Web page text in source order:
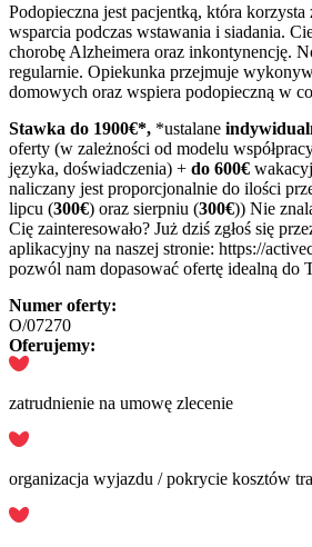
Podopieczna jest pacjentką, która
wsparcia podczas wstawania i siadania.
chorobę Alzheimera oraz inkontynencję.
regularnie. Opiekunka przejmuje
domowych oraz wspiera podopieczną w
Stawka do 1900€*, *ustalane
oferty (w zależności od modelu
języka, doświadczenia) + do 600€
naliczany jest proporcjonalnie do ilości
lipcu (300€) oraz sierpniu (300€)) Nie
Cię zainteresowało? Już dziś zgłoś się
aplikacyjny na naszej stronie: https://
pozwól nam dopasować ofertę idealną do
Numer oferty:
O/07270
Oferujemy:
zatrudnienie na umowę zlecenie
organizacja wyjazdu / pokrycie kosztów